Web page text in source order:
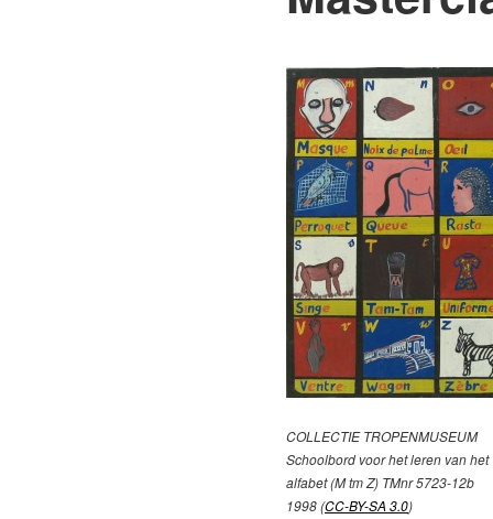
COLLECTIE TROPENMUSEUM
Schoolbord voor het leren van het
alfabet (M tm Z) TMnr 5723-12b
1998 (CC-BY-SA 3.0)